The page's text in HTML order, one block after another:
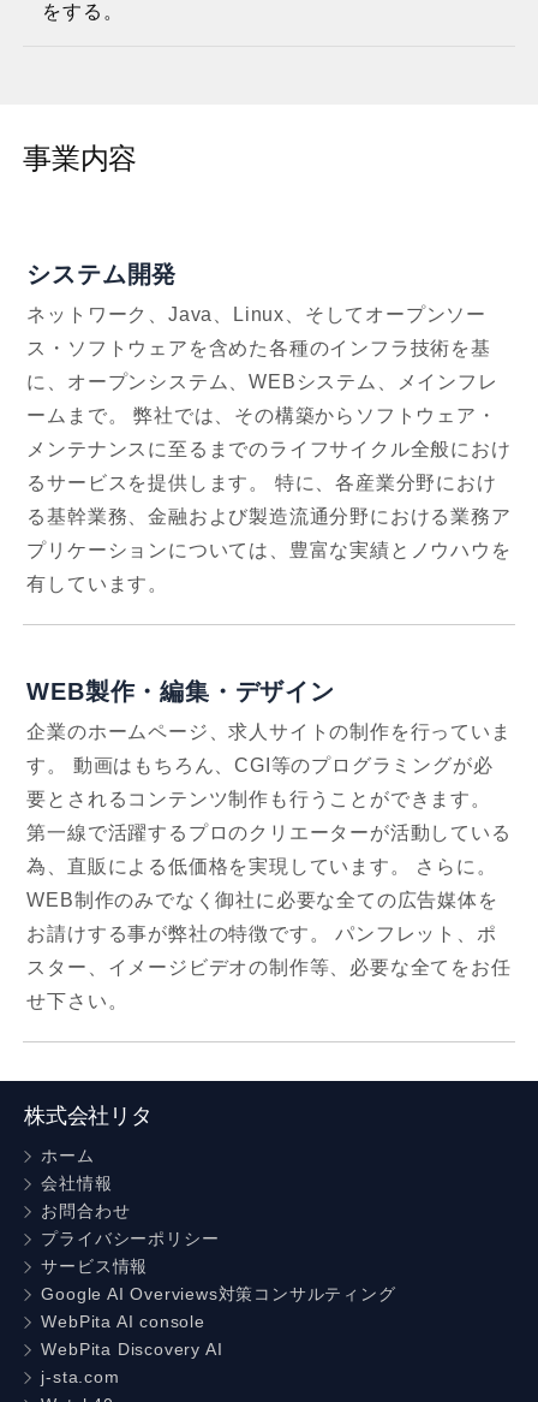
をする。
事業内容
システム開発
ネットワーク、Java、Linux、そしてオープンソー
ス・ソフトウェアを含めた各種のインフラ技術を基
に、オープンシステム、WEBシステム、メインフレ
ームまで。 弊社では、その構築からソフトウェア・
メンテナンスに至るまでのライフサイクル全般におけ
るサービスを提供します。 特に、各産業分野におけ
る基幹業務、金融および製造流通分野における業務ア
プリケーションについては、豊富な実績とノウハウを
有しています。
WEB製作・編集・デザイン
企業のホームページ、求人サイトの制作を行っていま
す。 動画はもちろん、CGI等のプログラミングが必
要とされるコンテンツ制作も行うことができます。
第一線で活躍するプロのクリエーターが活動している
為、直販による低価格を実現しています。 さらに。
WEB制作のみでなく御社に必要な全ての広告媒体を
お請けする事が弊社の特徴です。 パンフレット、ポ
スター、イメージビデオの制作等、必要な全てをお任
せ下さい。
株式会社リタ
ホーム
会社情報
お問合わせ
プライバシーポリシー
サービス情報
Google AI Overviews対策コンサルティング
WebPita AI console
WebPita Discovery AI
j-sta.com